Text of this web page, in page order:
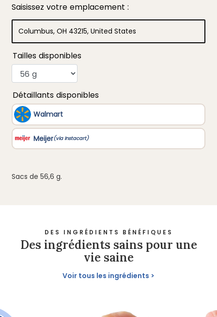
Reviews.
vers
même
page.
Sacs de 56,6 g.
DES INGRÉDIENTS BÉNÉFIQUES
Des ingrédients sains pour une
vie saine
Voir tous les ingrédients